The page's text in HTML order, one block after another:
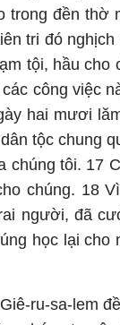
đền thờ
tri đó
tội, hầu
công việc
hai mươi
tộc chung
tôi. 17
chúng. 18
người, đã
học lại
ru-sa-lem